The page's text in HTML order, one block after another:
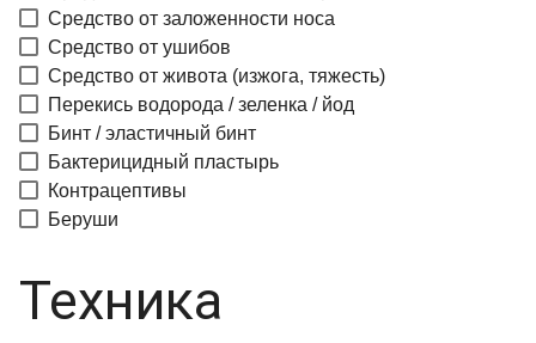
Средство от заложенности носа
Средство от ушибов
Средство от живота (изжога, тяжесть)
Перекись водорода / зеленка / йод
Бинт / эластичный бинт
Бактерицидный пластырь
Контрацептивы
Беруши
Техника